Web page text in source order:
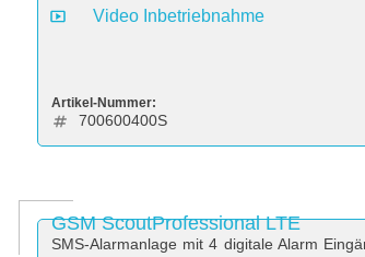
Video Inbetriebnahme
Artikel-Nummer:
700600400S
GSM ScoutProfessional LTE
SMS-Alarmanlage mit 4 digitale Alarm